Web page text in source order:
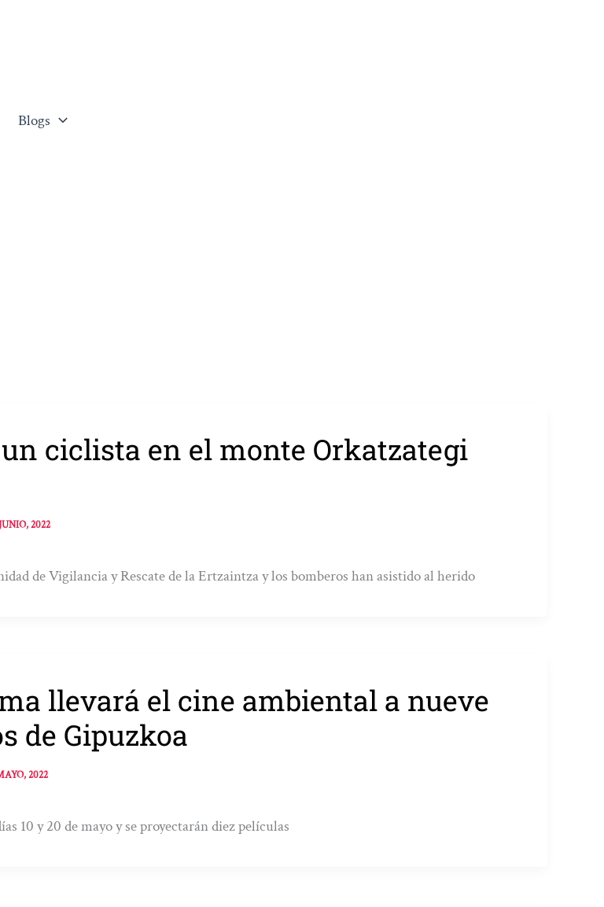
Blogs
un ciclista en el monte Orkatzategi
2022
de Vigilancia y Rescate de la Ertzaintza y los bomberos han asistido al herido
llevará el cine ambiental a nueve
de Gipuzkoa
2022
10 y 20 de mayo y se proyectarán diez películas